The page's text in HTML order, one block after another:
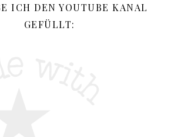
ICH DEN YOUTUBE KANAL
GEFÜLLT: